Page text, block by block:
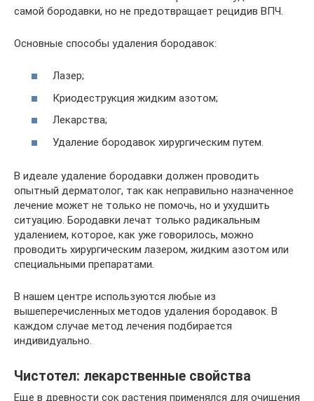
самой бородавки, но не предотвращает рецидив ВПЧ.
Основные способы удаления бородавок:
Лазер;
Криодеструкция жидким азотом;
Лекарства;
Удаление бородавок хирургическим путем.
В идеале удаление бородавки должен проводить
опытный дерматолог, так как неправильно назначенное
лечение может не только не помочь, но и ухудшить
ситуацию. Бородавки лечат только радикальным
удалением, которое, как уже говорилось, можно
проводить хирургическим лазером, жидким азотом или
специальными препаратами.
В нашем центре используются любые из
вышеперечисленных методов удаления бородавок. В
каждом случае метод лечения подбирается
индивидуально.
Чистотел: лекарственные свойства
Еще в древности сок растения применялся для очищения